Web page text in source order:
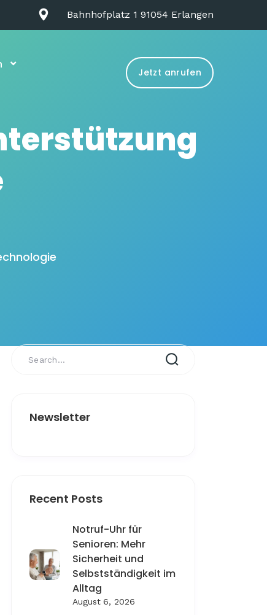
Bahnhofplatz 1 91054 Erlangen
Jetzt anrufen
Newsletter
Recent Posts
Notruf-Uhr für
Senioren: Mehr
Sicherheit und
Selbstständigkeit im
Alltag
August 6, 2026